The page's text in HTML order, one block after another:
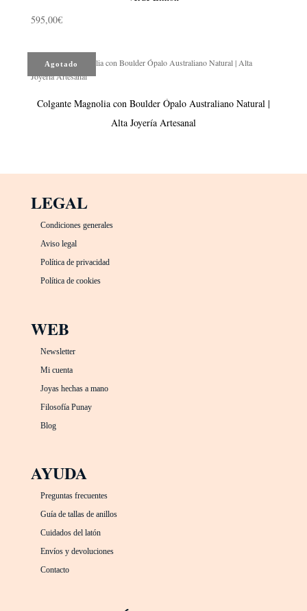
595,00€
Agotado
Colgante Magnolia con Boulder Ópalo Australiano Natural |
Alta Joyería Artesanal
LEGAL
Condiciones generales
Aviso legal
Política de privacidad
Política de cookies
WEB
Newsletter
Mi cuenta
Joyas hechas a mano
Filosofía Punay
Blog
AYUDA
Preguntas frecuentes
Guía de tallas de anillos
Cuidados del latón
Envíos y devoluciones
Contacto